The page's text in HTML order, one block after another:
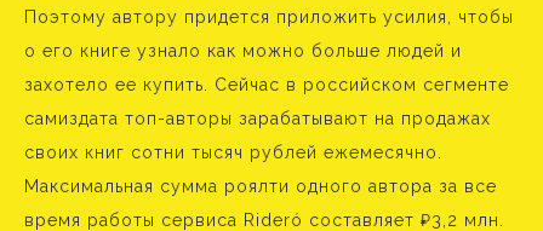
Поэтому автору придется приложить усилия, чтобы
о его книге узнало как можно больше людей и
захотело ее купить. Сейчас в российском сегменте
самиздата топ-авторы зарабатывают на продажах
своих книг сотни тысяч рублей ежемесячно.
Максимальная сумма роялти одного автора за все
время работы сервиса Rideró составляет ₽3,2 млн.